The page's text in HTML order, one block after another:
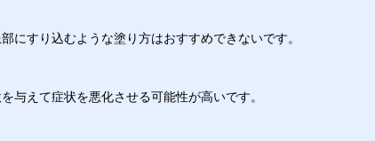
にすり込むような塗り方はおすすめできないです。
与えて症状を悪化させる可能性が高いです。